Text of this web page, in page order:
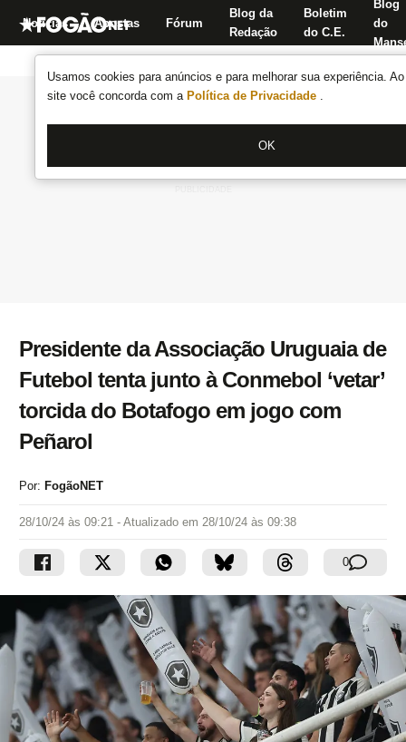
Usamos cookies para anúncios e para melhorar sua experiência.
site você concorda com a Política de Privacidade .
OK
Notícias Apostas Fórum
Blog da
Redação
Boletim
do C.E.
Blog
do
Presidente da Associação Uruguaia de
Futebol tenta junto à Conmebol ‘vetar’
torcida do Botafogo em jogo com
Peñarol
Por: FogãoNET
28/10/24 às 09:21 - Atualizado em 28/10/24 às 09:38
0